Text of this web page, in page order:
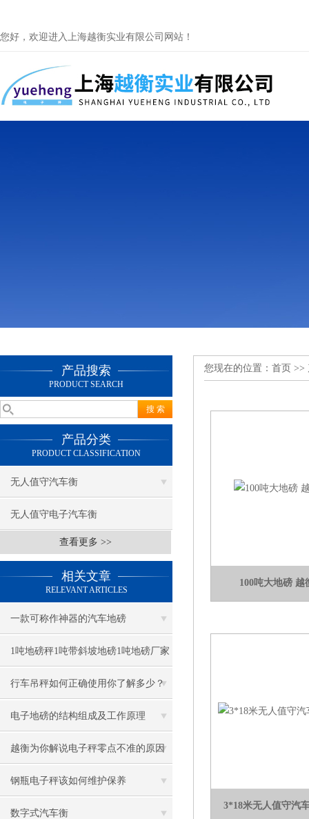
您好，欢迎进入上海越衡实业有限公司网站！
产品搜索
PRODUCT SEARCH
产品分类
PRODUCT CLASSIFICATION
无人值守汽车衡
无人值守电子汽车衡
查看更多 >>
相关文章
RELEVANT ARTICLES
一款可称作神器的汽车地磅
1吨地磅秤1吨带斜坡地磅1吨地磅厂家
1吨不锈钢磅秤价格
行车吊秤如何正确使用你了解多少？
电子地磅的结构组成及工作原理
越衡为你解说电子秤零点不准的原因
钢瓶电子秤该如何维护保养
数字式汽车衡
您现在的位置： 首页 >>
100吨大地磅
3*18米无人值守汽